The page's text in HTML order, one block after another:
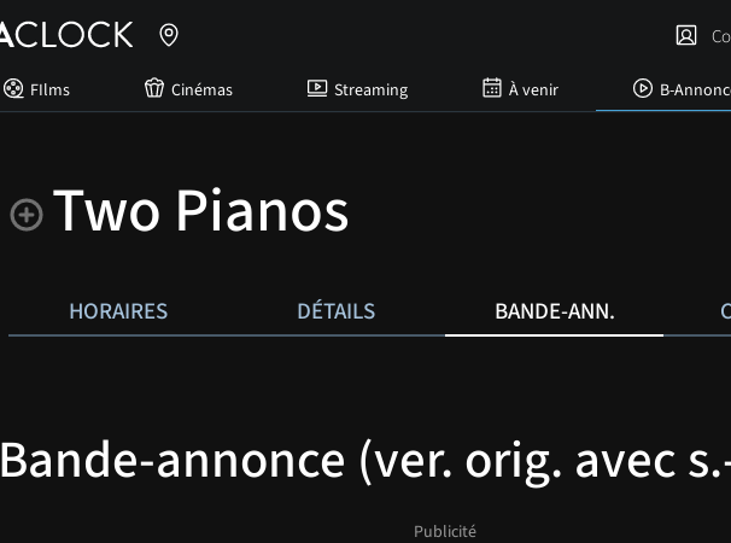
FIlms Cinémas Streaming À venir B-
Two Pianos
HORAIRES DÉTAILS BANDE-ANN.
Bande-annonce (ver. orig. avec